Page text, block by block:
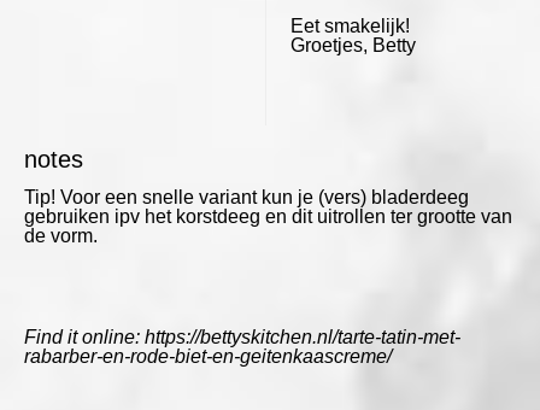
Eet smakelijk!
Groetjes, Betty
notes
Tip! Voor een snelle variant kun je (vers) bladerdeeg
gebruiken ipv het korstdeeg en dit uitrollen ter grootte van
de vorm.
Find it online: https://bettyskitchen.nl/tarte-tatin-met-
rabarber-en-rode-biet-en-geitenkaascreme/